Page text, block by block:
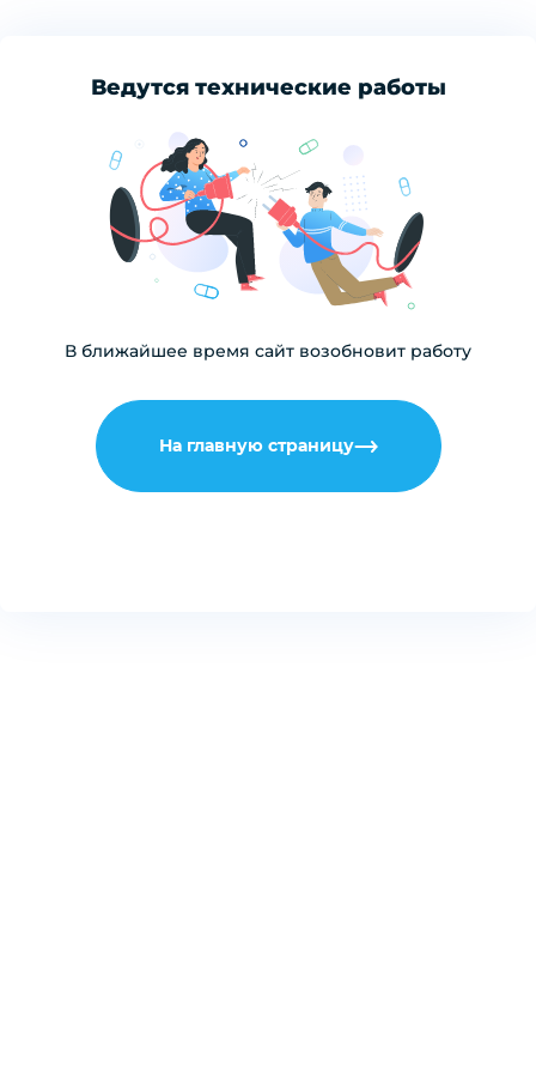
Ведутся технические работы
В ближайшее время сайт возобновит работу
На главную страницу